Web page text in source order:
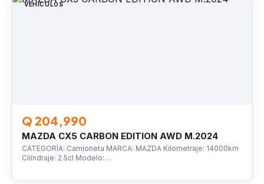
VEHÍCULOS
Q 204,990
MAZDA CX5 CARBON EDITION AWD M.2024
CATEGORÍA: Camioneta MARCA: MAZDA Kilometraje: 14000km
Cilindraje: 2.5cl Modelo:…